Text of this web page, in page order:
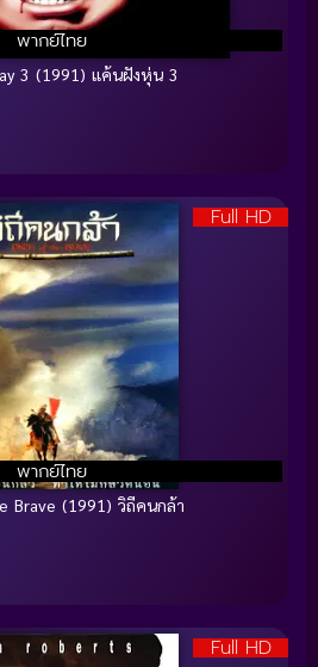
พากย์ไทย
3 (1991) แค้นฝังหุ่น 3
Full HD
พากย์ไทย
Brave (1991) วิถีคนกล้า
Full HD